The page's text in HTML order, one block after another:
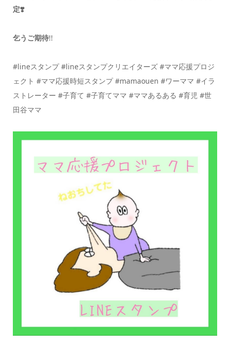
定❣️
乞うご期待!!
#lineスタンプ #lineスタンプクリエイターズ #ママ応援プロジ
ェクト #ママ応援時短スタンプ #mamaouen #ワーママ #イラ
ストレーター #子育て #子育てママ #ママあるある #育児 #世
田谷ママ